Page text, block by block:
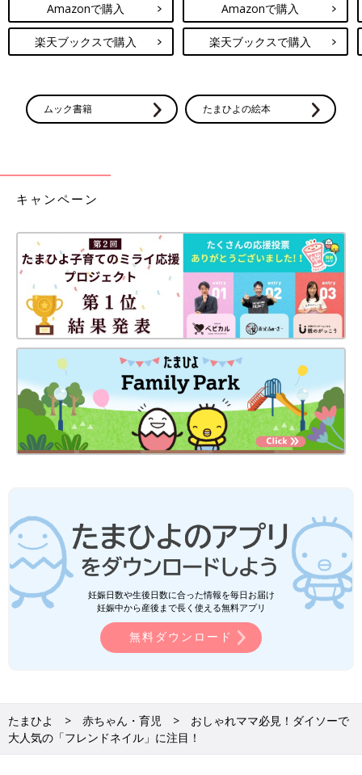
Amazonで購入
楽天ブックスで購入
Amazonで購入
楽天ブックスで購入
ムック書籍 たまひよの絵本
キャンペーン
妊娠日数や生後日数に合った情報を毎日お届け
妊娠中から産後まで長く使える無料アプリ
無料ダウンロード
たまひよ 赤ちゃん・育児
おしゃれママ必見！ダイソーで
大人気の「フレンドネイル」に注目！